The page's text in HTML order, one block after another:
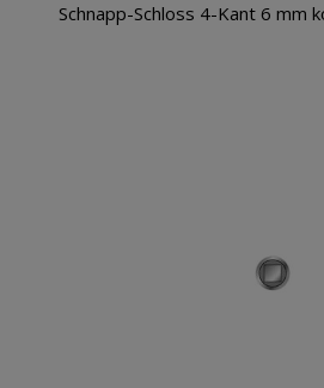
Warenkorb
Schnapp-Schloss 4-Kant 6 mm